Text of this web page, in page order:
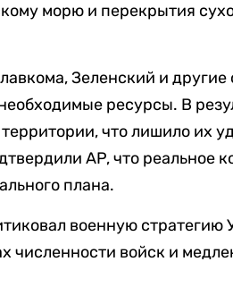
морю и перекрытия
Зеленский и
ресурсы. В
что лишило их
AP, что реальное
плана.
военную стратегию
численности войск и